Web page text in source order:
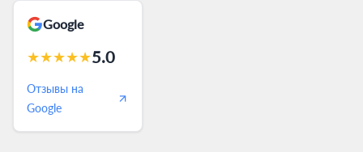
Google
★★★★★5.0
Отзывы на
Google